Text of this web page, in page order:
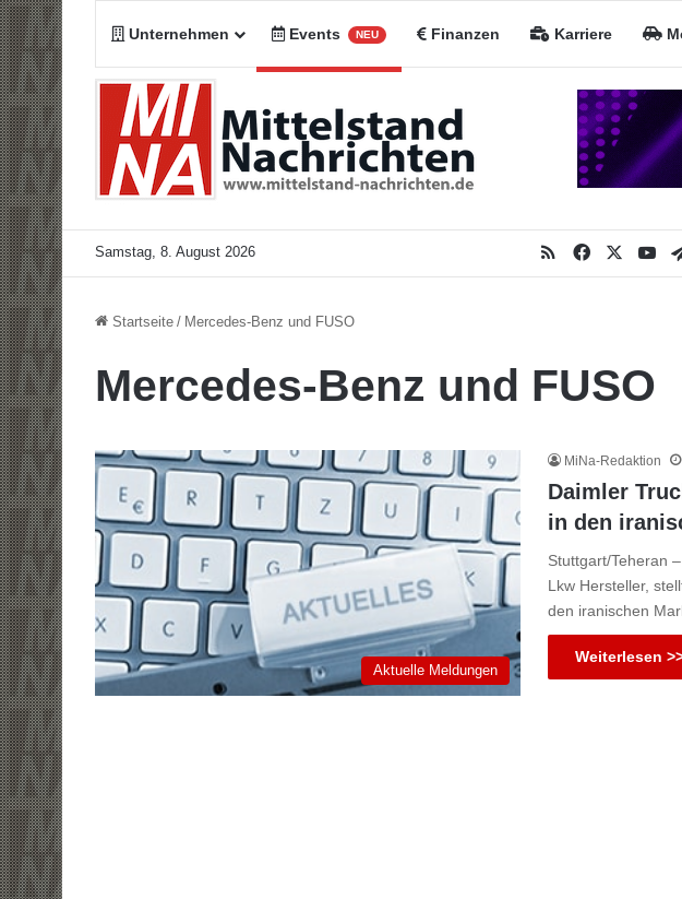
Unternehmen Events NEU Finanzen Karriere
Samstag, 8. August 2026 RSSFacebook
Startseite / Mercedes-Benz und FUSO
Mercedes-Benz und FUSO
Aktuelle Meldungen
MiNa-Redaktion
Daimler
in den
Stuttgart/Teheran
Lkw Hersteller,
den iranischen
Weiterlesen